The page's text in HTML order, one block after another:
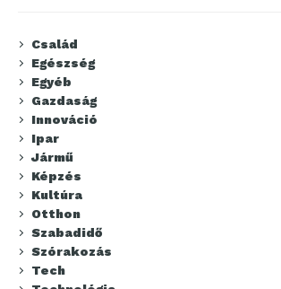
Család
Egészség
Egyéb
Gazdaság
Innováció
Ipar
Jármű
Képzés
Kultúra
Otthon
Szabadidő
Szórakozás
Tech